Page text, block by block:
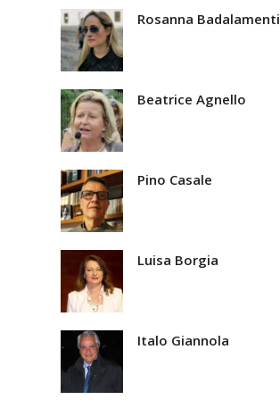
Rosanna Badalamenti
Beatrice Agnello
Pino Casale
Luisa Borgia
Italo Giannola